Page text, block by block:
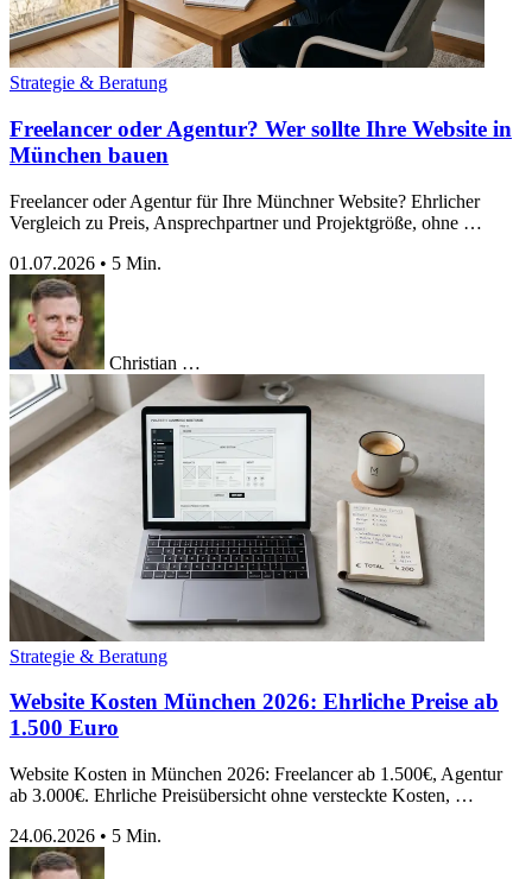
Strategie & Beratung
Freelancer oder Agentur? Wer sollte Ihre Website in
München bauen
Freelancer oder Agentur für Ihre Münchner Website? Ehrlicher
Vergleich zu Preis, Ansprechpartner und Projektgröße, ohne …
01.07.2026 • 5 Min.
Christian …
Strategie & Beratung
Website Kosten München 2026: Ehrliche Preise ab
1.500 Euro
Website Kosten in München 2026: Freelancer ab 1.500€, Agentur
ab 3.000€. Ehrliche Preisübersicht ohne versteckte Kosten, …
24.06.2026 • 5 Min.